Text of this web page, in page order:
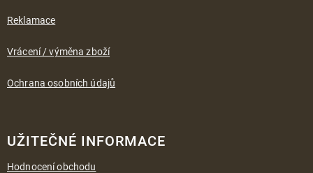
Reklamace
Vrácení / výměna zboží
Ochrana osobních údajů
UŽITEČNÉ INFORMACE
Hodnocení obchodu